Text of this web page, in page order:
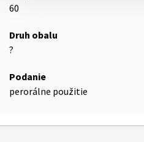
60
Druh obalu
?
Podanie
perorálne použitie